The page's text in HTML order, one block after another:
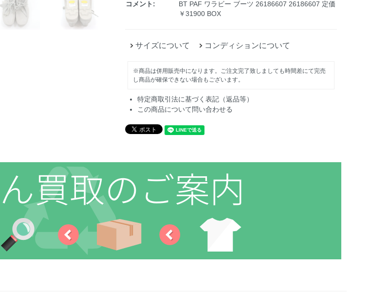
コメント:
BT PAF ワラビー ブーツ 26186607 26186607 定価
￥31900 BOX
サイズについて コンディションについて
※商品は併用販売中になります。ご注文完了致しましても時間差にて完売
し商品が確保できない場合もございます。
特定商取引法に基づく表記（返品等）
この商品について問い合わせる